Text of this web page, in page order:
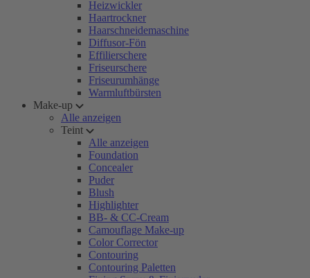
Heizwickler
Haartrockner
Haarschneidemaschine
Diffusor-Fön
Effilierschere
Friseurschere
Friseurumhänge
Warmluftbürsten
Make-up
Alle anzeigen
Teint
Alle anzeigen
Foundation
Concealer
Puder
Blush
Highlighter
BB- & CC-Cream
Camouflage Make-up
Color Corrector
Contouring
Contouring Paletten